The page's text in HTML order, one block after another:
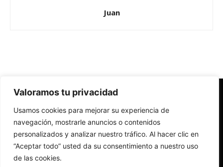
Valoramos tu privacidad
Usamos cookies para mejorar su experiencia de
navegación, mostrarle anuncios o contenidos
personalizados y analizar nuestro tráfico. Al hacer clic en
“Aceptar todo” usted da su consentimiento a nuestro uso
de las cookies.
Juan
Redes Cristianas
Una mirada alternativa sobre la Iglesia católica y la sociedad
- Colectivos de Redes Cristianas